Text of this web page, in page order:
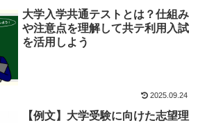
大学入学共通テストとは？仕組み
や注意点を理解して共テ利用入試
を活用しよう
2025.09.24
【例文】大学受験に向けた志望理